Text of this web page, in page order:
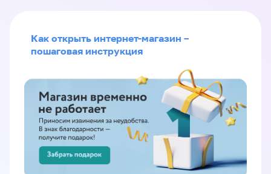
Как открыть интернет-магазин –
пошаговая инструкция